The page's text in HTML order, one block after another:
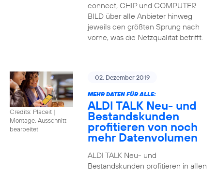
connect, CHIP und COMPUTER
BILD über alle Anbieter hinweg
jeweils den größten Sprung nach
vorne, was die Netzqualität betrifft.
Credits: Placeit |
Montage, Ausschnitt
bearbeitet
02. Dezember 2019
MEHR DATEN FÜR ALLE:
ALDI TALK Neu- und
Bestandskunden
profitieren von noch
mehr Datenvolumen
ALDI TALK Neu- und
Bestandskunden profitieren in allen